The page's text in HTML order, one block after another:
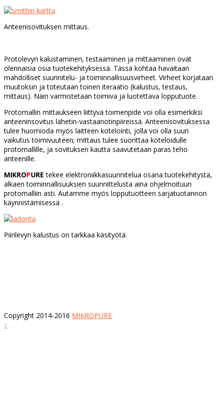
Anteenisovituksen mittaus.
Protolevyn kalustaminen, testaaminen ja mittaaminen ovat
olennaisia osia tuotekehityksessä. Tässä kohtaa havaitaan
mahdolliset suunnitelu- ja toiminnallisuusvirheet. Virheet korjataan
muutoksin ja toteutaan toinen iteraatio (kalustus, testaus,
mittaus). Näin varmistetaan toimiva ja luotettava lopputuote.
Protomallin mittaukseen liittyvä toimenpide voi olla esimerkiksi
anteeninsovitus lähetin-vastaanotinpiireissä. Anteenisovituksessa
tulee huomioda myös laitteen kotelointi, jolla voi olla suuri
vaikutus toimivuuteen; mittaus tulee suorittaa koteloidulle
protomallille, ja sovituksen kautta saavutetaan paras teho
anteenille.
MIKROPURE tekee elektroniikkasuunnitelua osana tuotekehitystä,
alkaen toiminnallisuuksien suunnittelusta aina ohjelmoituun
protomalliin asti. Autamme myös lopputuotteen sarjatuotannon
käynnistämisessä .
Piirilevyn kalustus on tarkkaa käsityötä.
Copyright 2014-2016 MIKROPURE
↑